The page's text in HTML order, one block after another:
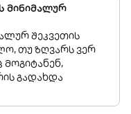
მინიმალურ
შეკვეთის
თუ ზღვარს ვერ
მოგიტანენ,
გადახდა